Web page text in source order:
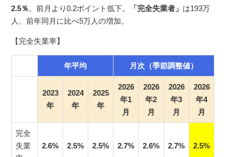
2.5％。前月より0.2ポイント低下。 「完全失業者」 は193万
人、前年同月に比べ5万人の増加。
【完全失業率】
年平均 月次（季節調整値）
2023
年
2024
年
2025
年
2026
年1
月
2026
年2
月
2026
年3
月
2026
年4
月
完全
失業
2.6% 2.5% 2.5% 2.7% 2.6% 2.7% 2.5%